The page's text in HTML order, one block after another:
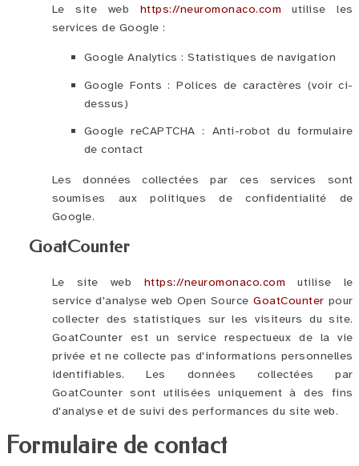
Le site web https://neuromonaco.com utilise les
services de Google :
Google Analytics : Statistiques de navigation
Google Fonts : Polices de caractères (voir ci-
dessus)
Google reCAPTCHA : Anti-robot du formulaire
de contact
Les données collectées par ces services sont
soumises aux politiques de confidentialité de
Google.
GoatCounter
Le site web https://neuromonaco.com utilise le
service d'analyse web Open SourceGoatCounter pour
collecter des statistiques sur les visiteurs du site.
GoatCounter est un service respectueux de la vie
privée et ne collecte pas d'informations personnelles
identifiables. Les données collectées par
GoatCounter sont utilisées uniquement à des fins
d'analyse et de suivi des performances du site web.
Formulaire de contact